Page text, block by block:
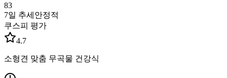
83
7일 추세 안정적
쿠스피 평가
4.7
소형견 맞춤 무곡물 건강식